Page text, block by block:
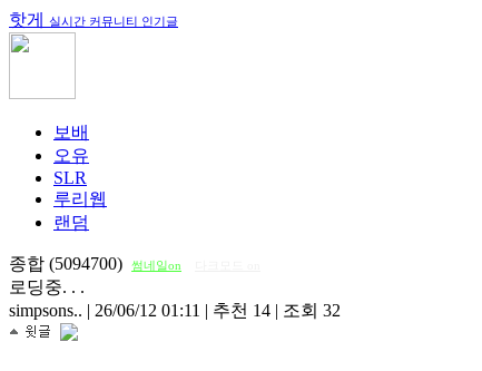
핫게 실시간 커뮤니티 인기글
보배
오유
SLR
루리웹
랜덤
종합 (5094700) 썸네일on
로딩중. . .
simpsons.. | 26/06/12 01:11 | 추천 14 | 조회 32